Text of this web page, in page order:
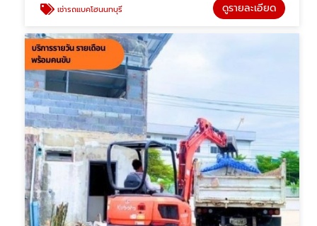
เช่ารถแบคโฮนนทบุรี ดูรายละเอียด